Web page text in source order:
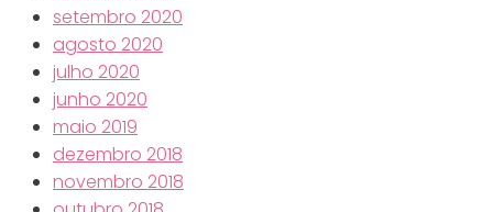
setembro 2020
agosto 2020
julho 2020
junho 2020
maio 2019
dezembro 2018
novembro 2018